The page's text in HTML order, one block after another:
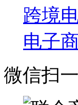
跨境
电子
微信扫